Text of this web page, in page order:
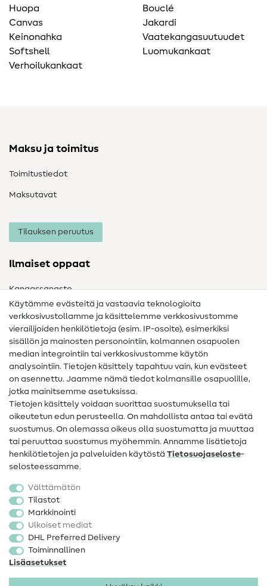
Huopa
Canvas
Keinonahka
Softshell
Verhoilukankaat
Bouclé
Jakardi
Vaatekangasuutuudet
Luomukankaat
Maksu ja toimitus
Toimitustiedot
Maksutavat
Tilauksen peruutus
Ilmaiset oppaat
Kangassanasto
Ompelusanasto
Ompeluohjeet
Apua ja yhteystiedot
Yhteystiedot
Tietoa omistajanvaihdoksesta
Peruutusoikeus
Suosittu
Kankaat
Ompelutarvikkeet
Ale
Käytämme evästeitä ja vastaavia teknologioita
verkkosivustollamme ja käsittelemme verkkosivustomme
vierailijoiden henkilötietoja (esim. IP-osoite), esimerkiksi
sisällön ja mainosten personointiin, kolmannen osapuolen
median integrointiin tai verkkosivustomme käytön
analysointiin. Tietojen käsittely tapahtuu vain, kun evästeet
on asennettu. Jaamme nämä tiedot kolmansille osapuolille,
jotka mainitsemme asetuksissa.
Tietojen käsittely voidaan suorittaa suostumuksella tai
oikeutetun edun perusteella. On mahdollista antaa tai evätä
suostumus. On olemassa oikeus olla suostumatta ja muuttaa
tai peruuttaa suostumus myöhemmin. Annamme lisätietoja
henkilötietojen ja palveluiden käytöstä Tietosuojaseloste-
selosteessamme.
Välttämätön
Tilastot
Markkinointi
Ulkoiset mediat
DHL Preferred Delivery
Toiminnallinen
Lisäasetukset